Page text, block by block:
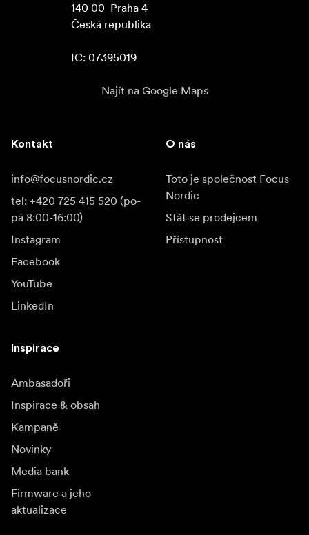
140 00  Praha 4
Česká republika
IC: 07395019
Najít na Google Maps
Kontakt
info@focusnordic.cz
tel: +420 725 415 520 (po-
pá 8:00-16:00)
Instagram
Facebook
YouTube
LinkedIn
O nás
Toto je společnost Focus
Nordic
Stát se prodejcem
Přístupnost
Inspirace
Ambasadoři
Inspirace & obsah
Kampaně
Novinky
Media bank
Firmware a jeho
aktualizace